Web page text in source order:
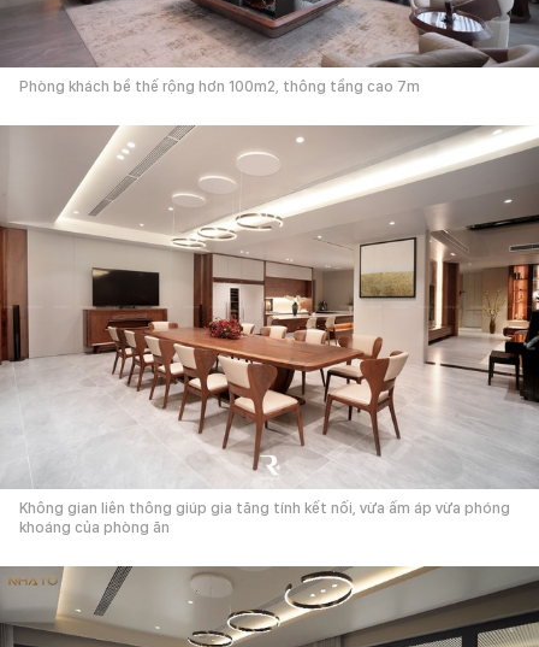
Phòng khách bề thế rộng hơn 100m2, thông tầng cao 7m
Không gian liên thông giúp gia tăng tính kết nối, vừa ấm áp vừa phóng
khoáng của phòng ăn